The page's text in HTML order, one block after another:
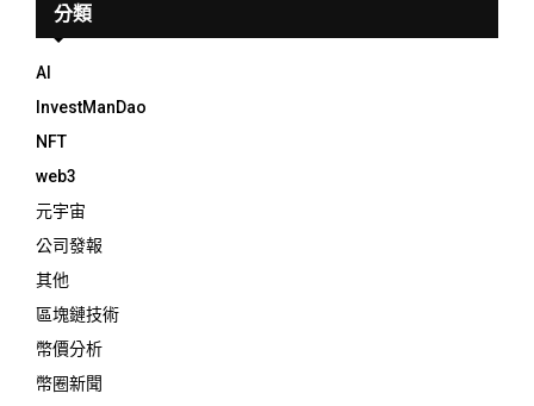
分類
AI
InvestManDao
NFT
web3
元宇宙
公司發報
其他
區塊鏈技術
幣價分析
幣圈新聞